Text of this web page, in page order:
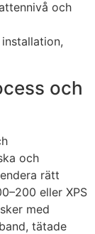
och
och
och
rätt
eller XPS
med
tätade